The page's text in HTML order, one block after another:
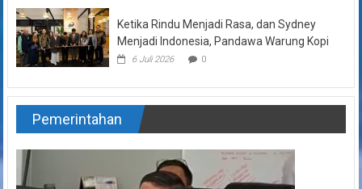
Ketika Rindu Menjadi Rasa, dan Sydney
Menjadi Indonesia, Pandawa Warung Kopi
6 Juli 2026 0
Pemerintahan